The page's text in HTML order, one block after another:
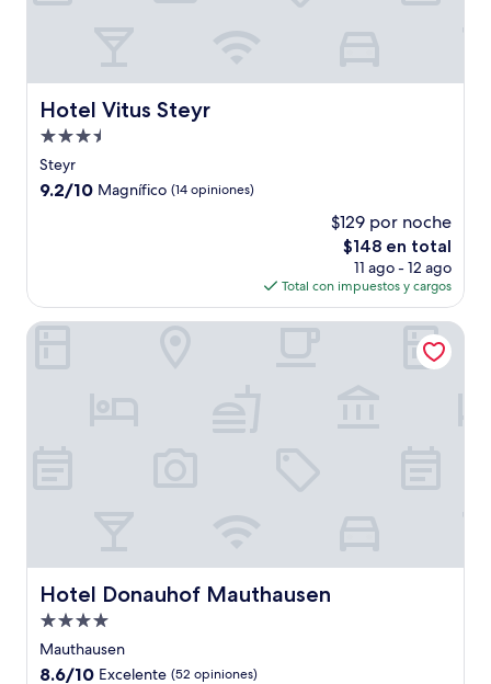
Hotel Vitus Steyr
Hotel Vitus Steyr
Propiedad
de
3.5
Steyr
9.2
9.2/10 Magnífico (14 opiniones)
$129 por noche
El
precio
actual
es
de
$148 en total
11 ago - 12 ago
Total con impuestos y cargos
Hotel Donauhof Mauthausen
Hotel Donauhof Mauthausen
Propiedad
de
4.0
Mauthausen
8.6
8.6/10 Excelente (52 opiniones)
Hotel Donauhof Mauthausen